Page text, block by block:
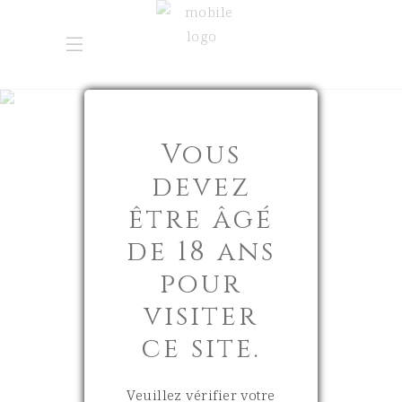
UNE
PHILOSOPHIE
L'ESPRIT
D'UN
VIN
Vous
devez
être âgé
de 18 ans
pour
visiter
ce site.
Veuillez vérifier votre